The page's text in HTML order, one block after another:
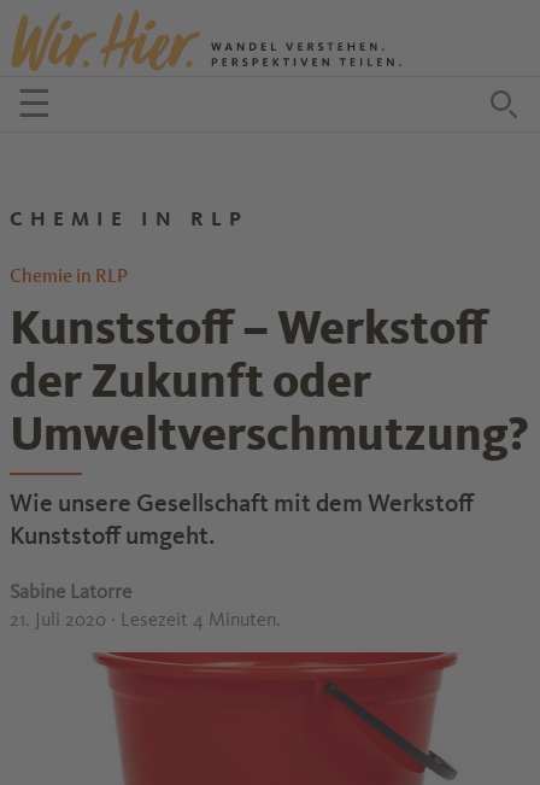
Zum Inhalt springen
☰Menü öffnen
CHEMIE IN RLP
Chemie in RLP
Kunststoff – Werkstoff
der Zukunft oder
Umweltverschmutzung?
Wie unsere Gesellschaft mit dem Werkstoff
Kunststoff umgeht.
Sabine Latorre
21. Juli 2020 · Lesezeit 4 Minuten.